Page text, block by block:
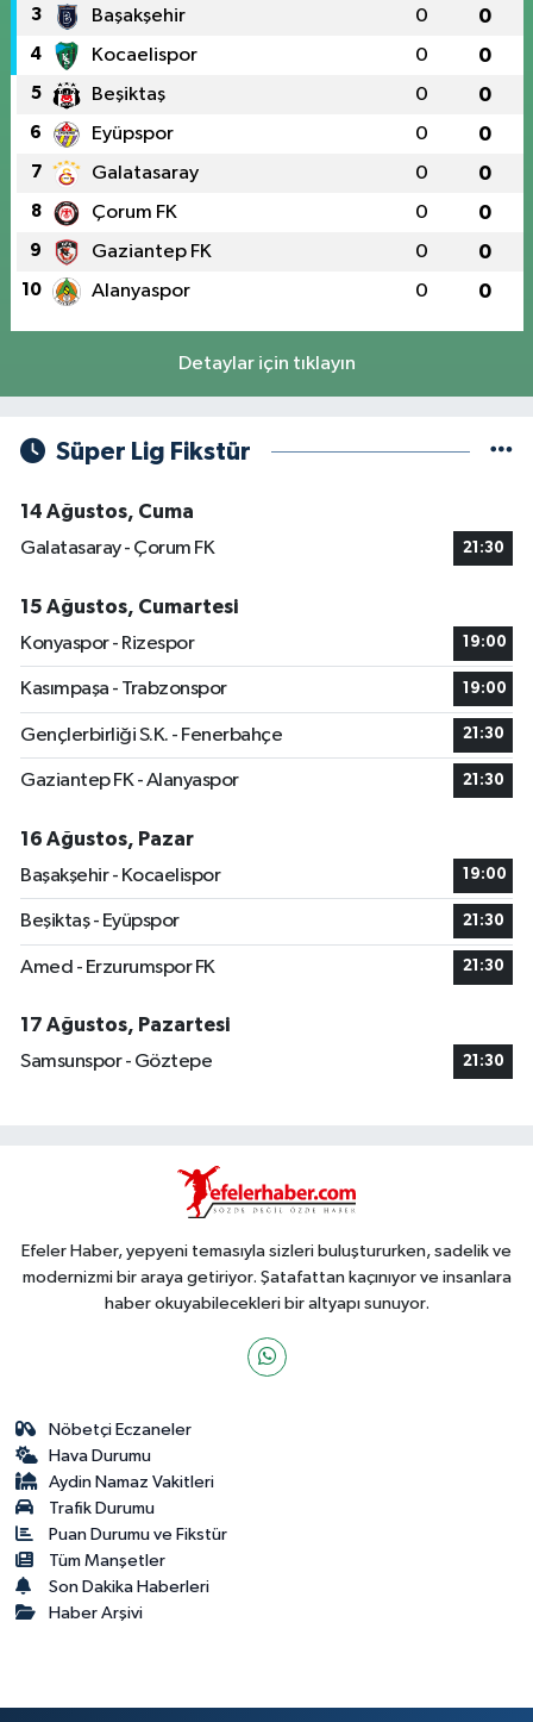
3 Başakşehir 0 0
4 Kocaelispor 0 0
5 Beşiktaş 0 0
6 Eyüpspor 0 0
7 Galatasaray 0 0
8 Çorum FK 0 0
9 Gaziantep FK 0 0
10 Alanyaspor 0 0
Detaylar için tıklayın
Süper Lig Fikstür
14 Ağustos, Cuma
Galatasaray - Çorum FK
21:30
15 Ağustos, Cumartesi
Konyaspor - Rizespor
19:00
Kasımpaşa - Trabzonspor 19:00
Gençlerbirliği S.K. - Fenerbahçe 21:30
Gaziantep FK - Alanyaspor 21:30
16 Ağustos, Pazar
Başakşehir - Kocaelispor
19:00
Beşiktaş - Eyüpspor 21:30
Amed - Erzurumspor FK 21:30
17 Ağustos, Pazartesi
Samsunspor - Göztepe
21:30
Efeler Haber, yepyeni temasıyla sizleri buluştururken, sadelik ve
modernizmi bir araya getiriyor. Şatafattan kaçınıyor ve insanlara
haber okuyabilecekleri bir altyapı sunuyor.
Nöbetçi Eczaneler
Hava Durumu
Aydin Namaz Vakitleri
Trafik Durumu
Puan Durumu ve Fikstür
Tüm Manşetler
Son Dakika Haberleri
Haber Arşivi